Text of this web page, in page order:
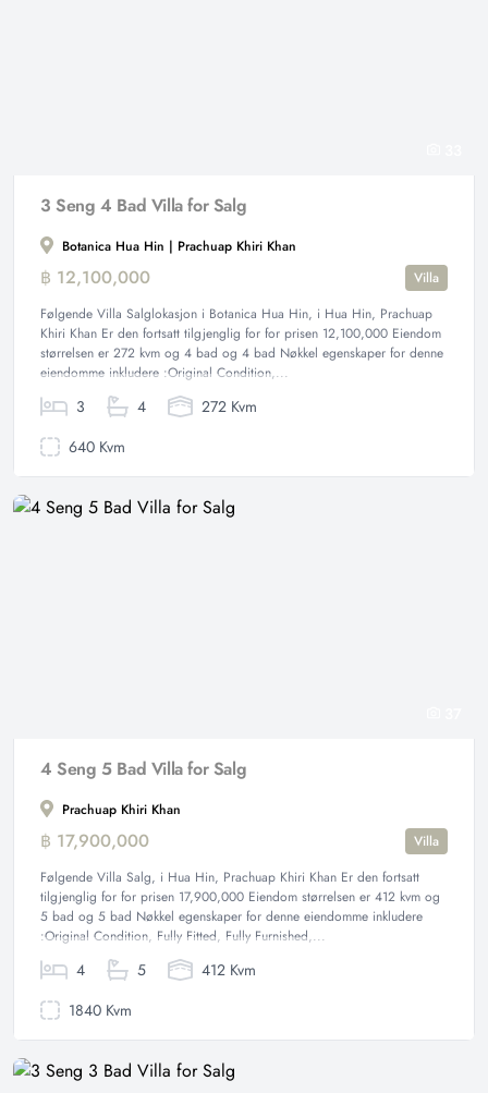
3 Seng 4 Bad Villa for Salg
Botanica Hua Hin | Prachuap Khiri Khan
฿ 12,100,000
Villa
Følgende Villa Salglokasjon i Botanica Hua Hin, i Hua Hin, Prachuap
Khiri Khan Er den fortsatt tilgjenglig for for prisen 12,100,000 Eiendom
størrelsen er 272 kvm og 4 bad og 4 bad Nøkkel egenskaper for denne
eiendomme inkludere :Original Condition,...
3 4
272 Kvm
640 Kvm
4 Seng 5 Bad Villa for Salg
Prachuap Khiri Khan
฿ 17,900,000
Villa
Følgende Villa Salg, i Hua Hin, Prachuap Khiri Khan Er den fortsatt
tilgjenglig for for prisen 17,900,000 Eiendom størrelsen er 412 kvm og
5 bad og 5 bad Nøkkel egenskaper for denne eiendomme inkludere
:Original Condition, Fully Fitted, Fully Furnished,...
4 5
412 Kvm
1840 Kvm